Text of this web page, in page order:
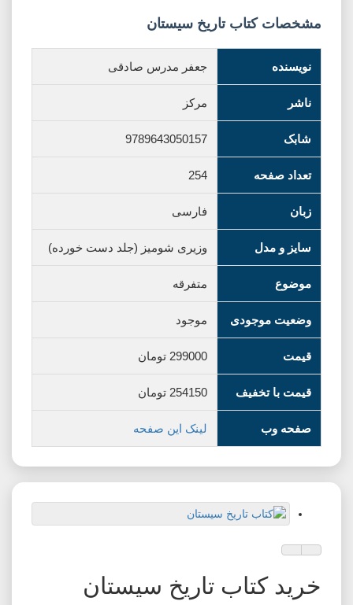
مشخصات کتاب تاریخ سیستان
نویسنده جعفر مدرس صادقی
ناشر مرکز
شابک 9789643050157
تعداد صفحه 254
زبان فارسی
سایز و مدل وزیری شومیز (جلد دست خورده)
موضوع متفرقه
وضعیت موجودی موجود
قیمت 299000 تومان
قیمت با تخفیف 254150 تومان
صفحه وب لینک این صفحه
افزودن به لیست دلخواه
مقایسه این محصول
خرید کتاب تاریخ سیستان